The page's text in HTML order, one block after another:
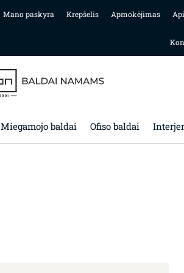
Mano paskyra Krepšelis Apmokėjimas
Miegamojo baldai Ofiso baldai